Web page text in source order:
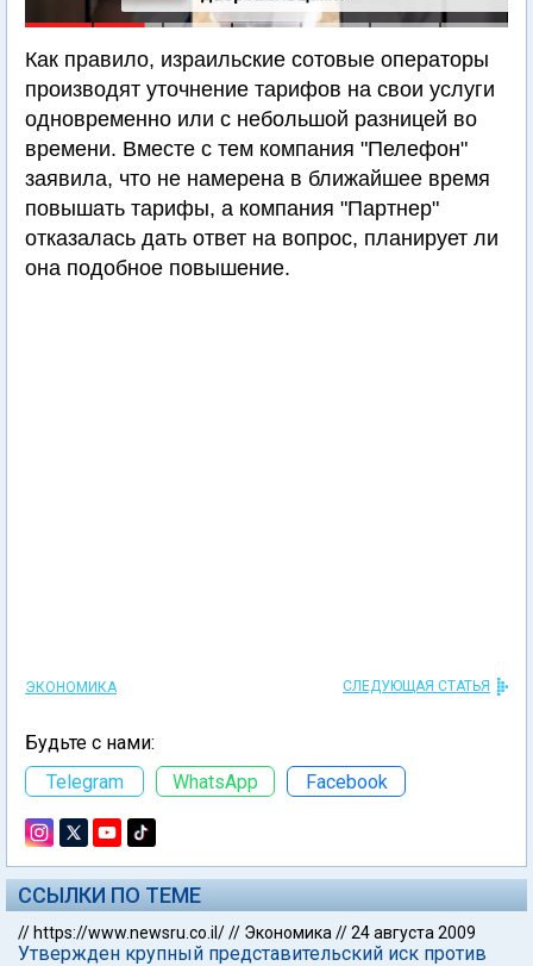
Как правило, израильские сотовые операторы
производят уточнение тарифов на свои услуги
одновременно или с небольшой разницей во
времени. Вместе с тем компания "Пелефон"
заявила, что не намерена в ближайшее время
повышать тарифы, а компания "Партнер"
отказалась дать ответ на вопрос, планирует ли
она подобное повышение.
ЭКОНОМИКА СЛЕДУЮЩАЯ СТАТЬЯ
Будьте с нами:
Telegram
WhatsApp Facebook
ССЫЛКИ ПО ТЕМЕ
// https://www.newsru.co.il/// Экономика //24 августа 2009
Утвержден крупный представительский иск против